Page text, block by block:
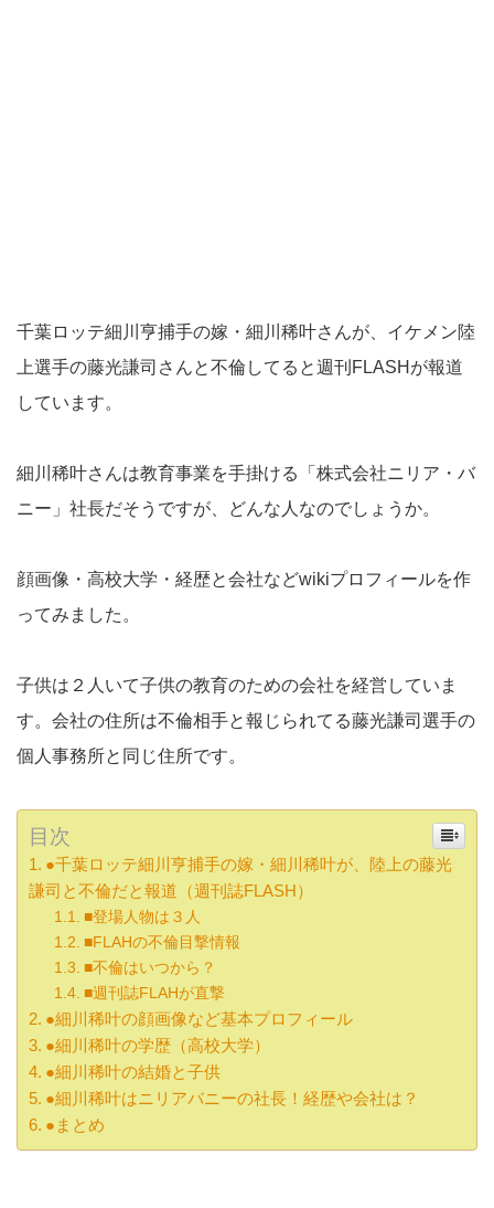
千葉ロッテ細川亨捕手の嫁・細川稀叶さんが、イケメン陸
上選手の藤光謙司さんと不倫してると週刊FLASHが報道
しています。
細川稀叶さんは教育事業を手掛ける「株式会社ニリア・バ
ニー」社長だそうですが、どんな人なのでしょうか。
顔画像・高校大学・経歴と会社などwikiプロフィールを作
ってみました。
子供は２人いて子供の教育のための会社を経営していま
す。会社の住所は不倫相手と報じられてる藤光謙司選手の
個人事務所と同じ住所です。
目次
●千葉ロッテ細川亨捕手の嫁・細川稀叶が、陸上の藤光
謙司と不倫だと報道（週刊誌FLASH）
■登場人物は３人
■FLAHの不倫目撃情報
■不倫はいつから？
■週刊誌FLAHが直撃
●細川稀叶の顔画像など基本プロフィール
●細川稀叶の学歴（高校大学）
●細川稀叶の結婚と子供
●細川稀叶はニリアバニーの社長！経歴や会社は？
●まとめ